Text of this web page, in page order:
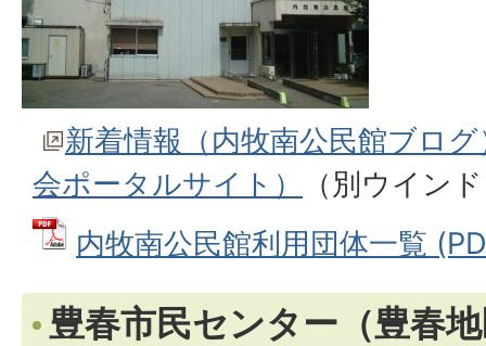
新着情報（内牧南公民館ブロ
会ポータルサイト）
（別ウイン
内牧南公民館利用団体一覧
豊春市民センター（豊春